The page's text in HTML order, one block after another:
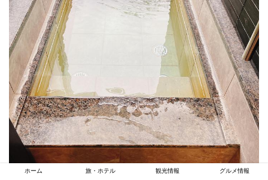
ホーム 旅・ホテル 観光情報 グルメ情報